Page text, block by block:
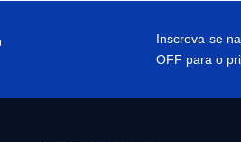
Inscreva-se
OFF para o